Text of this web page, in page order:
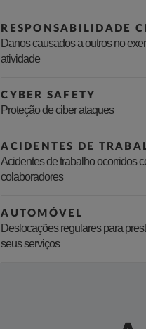
RESPONSABILIDADE
Danos causados a outros no
atividade
CYBER SAFETY
Proteção de ciber ataques
ACIDENTES DE
Acidentes de trabalho ocorridos
colaboradores
AUTOMÓVEL
Deslocações regulares para
seus serviços